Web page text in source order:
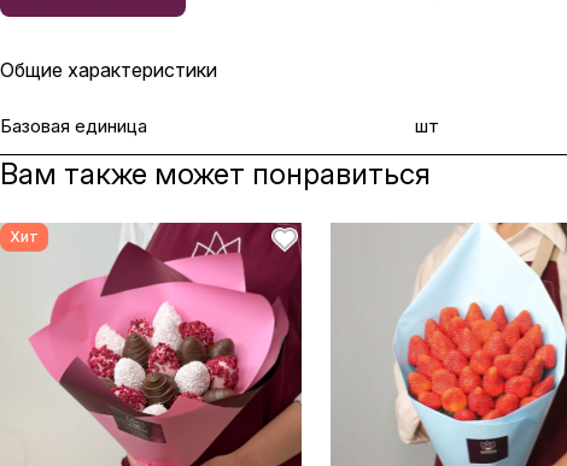
Общие характеристики
Базовая единица шт
Вам также может понравиться
Хит